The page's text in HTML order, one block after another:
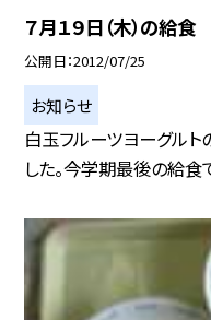
７月１９日（木）の給食
公開日 2012/07/25
お知らせ
白玉フルーツヨーグル
した。今学期最後の給食